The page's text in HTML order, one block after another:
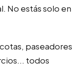
No estás solo en
paseadores
todos